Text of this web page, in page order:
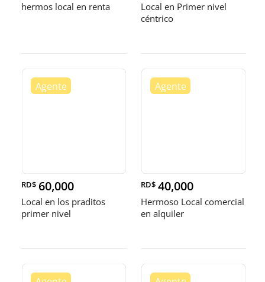
hermos local en renta
Local en Primer nivel
céntrico
RD$ 60,000
Local en los praditos
primer nivel
RD$ 40,000
Hermoso Local comercial
en alquiler